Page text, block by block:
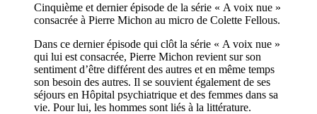
Cinquième et dernier épisode de la série « A voix nue »
consacrée à Pierre Michon au micro de Colette Fellous.
Dans ce dernier épisode qui clôt la série « A voix nue »
qui lui est consacrée, Pierre Michon revient sur son
sentiment d’être différent des autres et en même temps
son besoin des autres. Il se souvient également de ses
séjours en Hôpital psychiatrique et des femmes dans sa
vie. Pour lui, les hommes sont liés à la littérature.